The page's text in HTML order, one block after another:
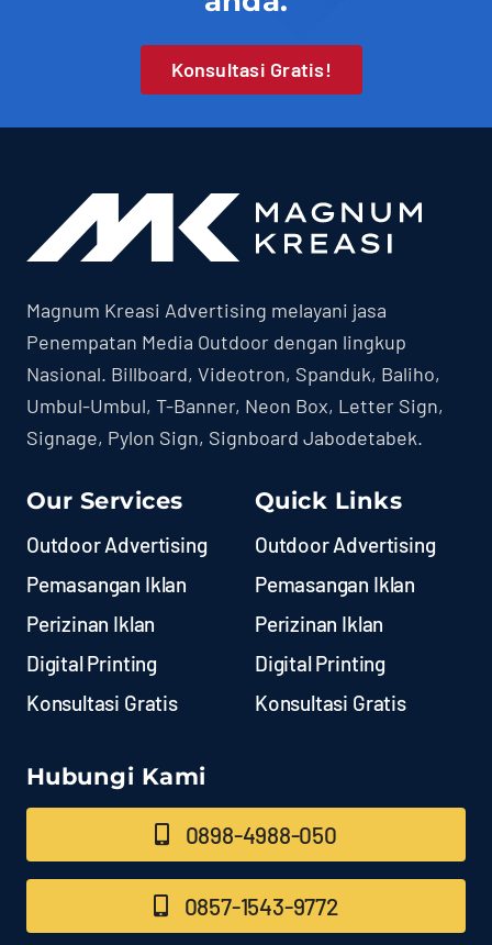
Konsultasi Gratis!
Magnum Kreasi Advertising melayani jasa
Penempatan Media Outdoor dengan lingkup
Nasional. Billboard, Videotron, Spanduk, Baliho,
Umbul-Umbul, T-Banner, Neon Box, Letter Sign,
Signage, Pylon Sign, Signboard Jabodetabek.
Our Services
Outdoor Advertising
Pemasangan Iklan
Perizinan Iklan
Digital Printing
Konsultasi Gratis
Quick Links
Outdoor Advertising
Pemasangan Iklan
Perizinan Iklan
Digital Printing
Konsultasi Gratis
Hubungi Kami
0898-4988-050
0857-1543-9772